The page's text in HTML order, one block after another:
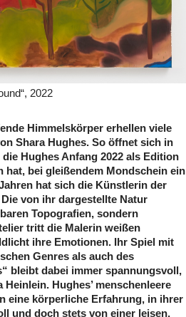
2022
Himmelskörper erhellen viele
Shara Hughes. So öffnet sich in
Hughes Anfang 2022 als Edition
hat, bei gleißendem Mondschein ein
hat sich die Künstlerin der
von ihr dargestellte Natur
Topografien, sondern
tritt die Malerin weißen
ihre Emotionen. Ihr Spiel mit
Genres als auch des
bleibt dabei immer spannungsvoll,
Hughes’ menschenleere
eine körperliche Erfahrung, in ihrer
und doch stets von einer leisen,